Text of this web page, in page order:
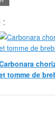
:
tomme de